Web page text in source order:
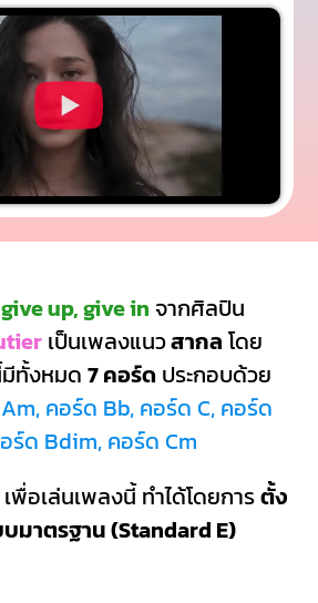
up, give in จากศิลปิน
เป็นเพลงแนวสากล โดย
ทั้งหมด 7 คอร์ด ประกอบด้วย
คอร์ด Bb, คอร์ด C, คอร์ด
ร์ด Bdim, คอร์ด Cm
พื่อเล่นเพลงนี้ ทำได้โดยการตั้ง
มาตรฐาน (Standard E)